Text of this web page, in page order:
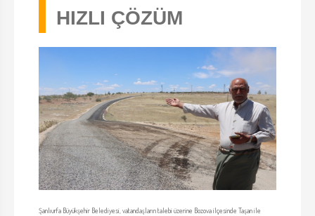
HIZLI ÇÖZÜM
Şanlıurfa Büyükşehir Belediyesi, vatandaşların talebi üzerine Bozova ilçesinde Taşan ile